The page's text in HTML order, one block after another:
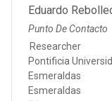
Eduardo
Punto De Contacto
Researcher
Pontificia
Esmeraldas
Esmeraldas